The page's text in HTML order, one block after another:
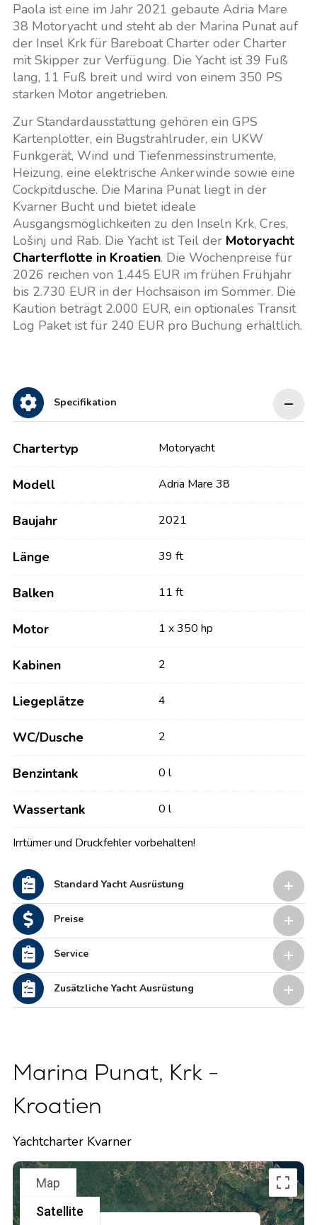
Paola ist eine im Jahr 2021 gebaute Adria Mare
38 Motoryacht und steht ab der Marina Punat auf
der Insel Krk für Bareboat Charter oder Charter
mit Skipper zur Verfügung. Die Yacht ist 39 Fuß
lang, 11 Fuß breit und wird von einem 350 PS
starken Motor angetrieben.
Zur Standardausstattung gehören ein GPS
Kartenplotter, ein Bugstrahlruder, ein UKW
Funkgerät, Wind und Tiefenmessinstrumente,
Heizung, eine elektrische Ankerwinde sowie eine
Cockpitdusche. Die Marina Punat liegt in der
Kvarner Bucht und bietet ideale
Ausgangsmöglichkeiten zu den Inseln Krk, Cres,
Lošinj und Rab. Die Yacht ist Teil der Motoryacht
Charterflotte in Kroatien. Die Wochenpreise für
2026 reichen von 1.445 EUR im frühen Frühjahr
bis 2.730 EUR in der Hochsaison im Sommer. Die
Kaution beträgt 2.000 EUR, ein optionales Transit
Log Paket ist für 240 EUR pro Buchung erhältlich.
Specifikation
Chartertyp Motoryacht
Modell Adria Mare 38
Baujahr 2021
Länge 39 ft
Balken 11 ft
Motor 1 x 350 hp
Kabinen 2
Liegeplätze 4
WC/Dusche 2
Benzintank 0 l
Wassertank 0 l
Irrtümer und Druckfehler vorbehalten!
Standard Yacht Ausrüstung
Preise
Service
Zusätzliche Yacht Ausrüstung
Marina Punat, Krk -
Kroatien
Yachtcharter Kvarner
Map
Satellite